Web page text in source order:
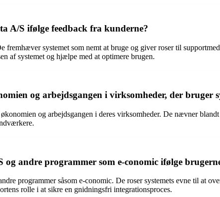
A/S ifølge feedback fra kunderne?
systemet som nemt at bruge og giver roser til
af systemet og hjælpe med at optimere brugen.
og arbejdsgangen i virksomheder, der bruger
og arbejdsgangen i deres virksomheder. De nævner
andre programmer som e-conomic ifølge
programmer såsom e-conomic. De roser systemets evne til at
rolle i at sikre en gnidningsfri integrationsproces.